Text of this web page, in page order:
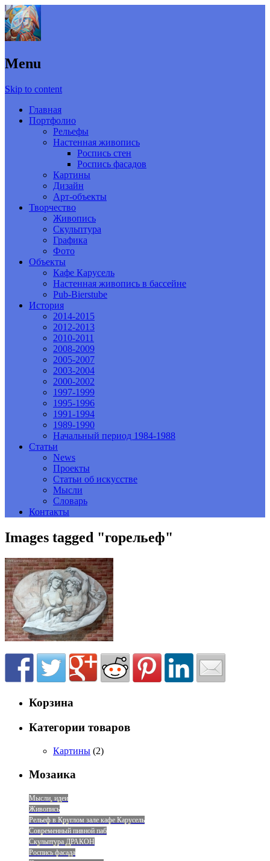
Menu
Skip to content
Главная
Портфолио
Рельефы
Настенная живопись
Роспись стен
Роспись фасадов
Картины
Дизайн
Арт-объекты
Творчество
Живопись
Скульптура
Графика
Фото
Объекты
Кафе Карусель
Настенная живопись в бассейне
Pub-Bierstube
История
2014-2015
2012-2013
2010-2011
2008-2009
2005-2007
2003-2004
2000-2002
1997-1999
1995-1996
1991-1994
1989-1990
Начальный период 1984-1988
Статьи
News
Проекты
Статьи об искусстве
Мысли
Словарь
Контакты
Images tagged "горельеф"
Корзина
Категории товаров
Картины (2)
Мозаика
Мысли, идеи
Живопись
Рельеф в Круглом зале кафе Карусель
Современный пивной паб
Скульптура ДРАКОН
Роспись фасада